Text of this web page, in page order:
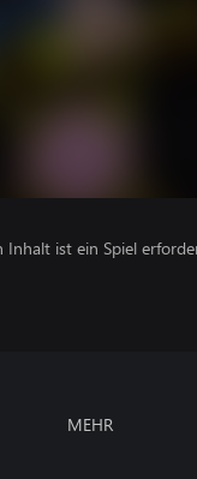
Inhalt ist ein Spiel
MEHR